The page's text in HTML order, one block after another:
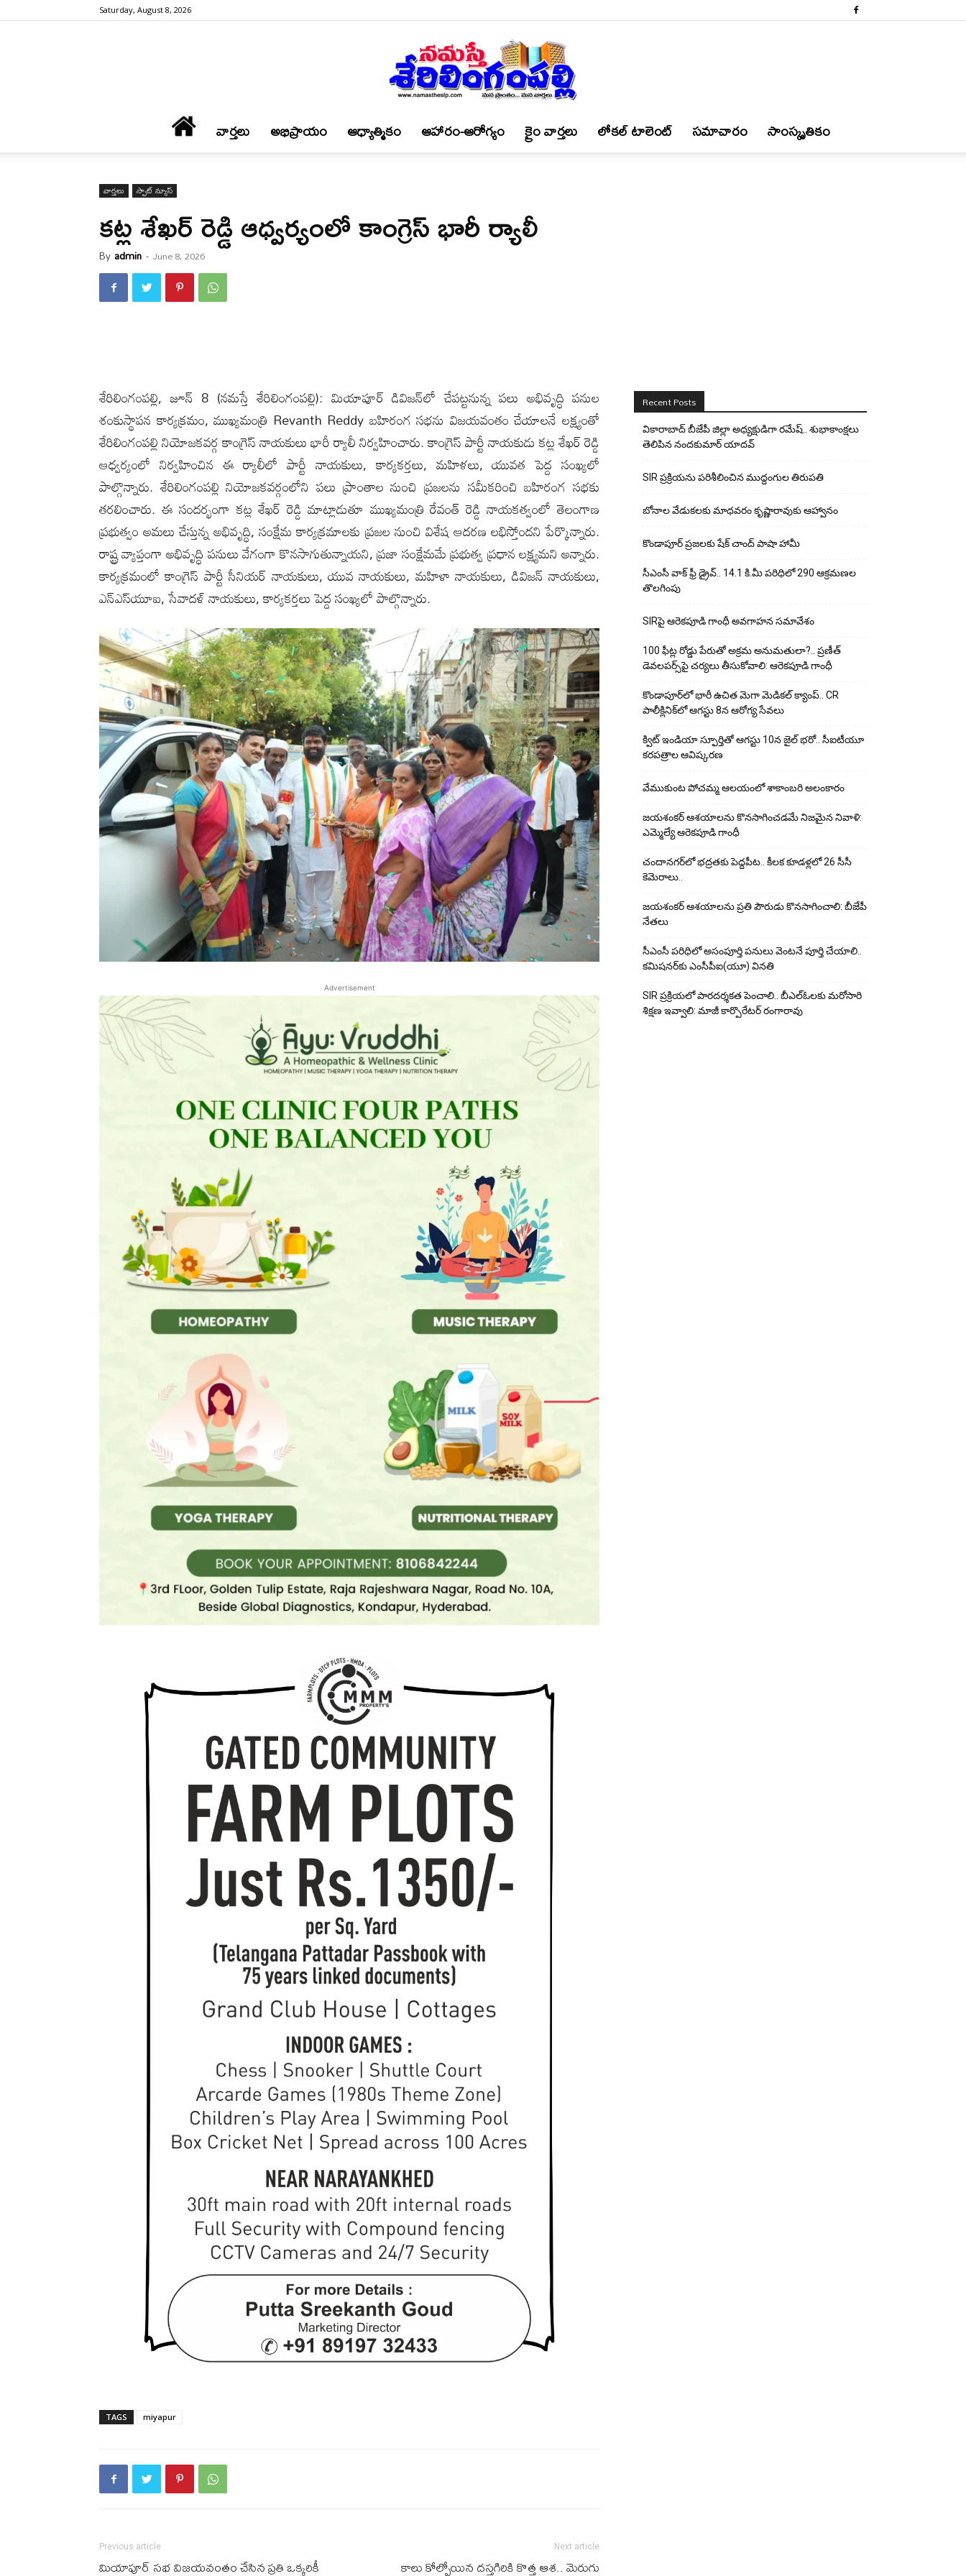
Saturday, August 8, 2026
శేరిలింగంపల్లి
వార్త‌లు అభిప్రాయం ఆధ్యాత్మికం ఆహారం-ఆరోగ్యం క్రైం వార్త‌లు లోకల్ టాలెంట్ స‌మాచారం సాంస్కృతికం
వార్త‌లు స్పాట్ న్యూస్
కట్ల శేఖర్ రెడ్డి ఆధ్వర్యంలో కాంగ్రెస్ భారీ ర్యాలీ
By admin - June 8, 2026
శేరిలింగంప‌ల్లి, జూన్ 8 (న‌మ‌స్తే శేరిలింగంప‌ల్లి): మియాపూర్ డివిజన్‌లో చేపట్టనున్న పలు అభివృద్ధి పనుల
శంకుస్థాపన కార్యక్రమం, ముఖ్యమంత్రి Revanth Reddy బహిరంగ సభను విజయవంతం చేయాలనే లక్ష్యంతో
శేరిలింగంపల్లి నియోజకవర్గ కాంగ్రెస్ నాయకులు భారీ ర్యాలీ నిర్వహించారు. కాంగ్రెస్ పార్టీ నాయకుడు కట్ల శేఖర్ రెడ్డి
ఆధ్వర్యంలో నిర్వహించిన ఈ ర్యాలీలో పార్టీ నాయకులు, కార్యకర్తలు, మహిళలు, యువత పెద్ద సంఖ్యలో
పాల్గొన్నారు. శేరిలింగంపల్లి నియోజకవర్గంలోని పలు ప్రాంతాల నుంచి ప్రజలను సమీకరించి బహిరంగ సభకు
తరలించారు. ఈ సందర్భంగా కట్ల శేఖర్ రెడ్డి మాట్లాడుతూ ముఖ్యమంత్రి రేవంత్ రెడ్డి నాయకత్వంలో తెలంగాణ
ప్రభుత్వం అమలు చేస్తున్న అభివృద్ధి, సంక్షేమ కార్యక్రమాలకు ప్రజల నుంచి విశేష ఆదరణ లభిస్తోందని పేర్కొన్నారు.
రాష్ట్ర వ్యాప్తంగా అభివృద్ధి పనులు వేగంగా కొనసాగుతున్నాయని, ప్రజా సంక్షేమమే ప్రభుత్వ ప్రధాన లక్ష్యమని అన్నారు.
కార్యక్రమంలో కాంగ్రెస్ పార్టీ సీనియర్ నాయకులు, యువ నాయకులు, మహిళా నాయకులు, డివిజన్ నాయకులు,
ఎన్‌ఎస్‌యూఐ, సేవాదళ్ నాయకులు, కార్యకర్తలు పెద్ద సంఖ్యలో పాల్గొన్నారు.
Advertisement
TAGS miyapur
Previous article
మియాపూర్ సభ విజయవంతం చేసిన ప్రతి ఒక్కరికీ
Next article
కాలు కోల్పోయిన దస్తగిరికి కొత్త ఆశ.. మెరుగు
Recent Posts
వికారాబాద్ బీజేపీ జిల్లా అధ్యక్షుడిగా రమేష్‌.. శుభాకాంక్షలు
తెలిపిన నందకుమార్ యాదవ్
SIR ప్రక్రియను పరిశీలించిన ముద్దంగుల తిరుపతి
బోనాల వేడుకలకు మాధవరం కృష్ణారావుకు ఆహ్వానం
కొండాపూర్ ప్రజలకు షేక్ చాంద్ పాషా హామీ
సీఎంసీ వాక్ ఫ్రీ డ్రైవ్.. 14.1 కి.మీ పరిధిలో 290 ఆక్రమణల
తొలగింపు
SIRపై ఆరెకపూడి గాంధీ అవగాహన సమావేశం
100 ఫీట్ల రోడ్డు పేరుతో అక్రమ అనుమతులా?.. ప్రణీత్
డెవలపర్స్‌పై చర్యలు తీసుకోవాలి: ఆరెకపూడి గాంధీ
కొండాపూర్‌లో భారీ ఉచిత మెగా మెడికల్ క్యాంప్.. CR
పాలీక్లినిక్‌లో ఆగస్టు 8న ఆరోగ్య సేవలు
క్విట్ ఇండియా స్ఫూర్తితో ఆగస్టు 10న జైల్ భరో.. సీఐటీయూ
కరపత్రాల ఆవిష్కరణ
వేముకుంట పోచమ్మ ఆలయంలో శాకాంబరి అలంకారం
జయశంకర్ ఆశయాలను కొనసాగించడమే నిజమైన నివాళి:
ఎమ్మెల్యే ఆరెక‌పూడి గాంధీ
చందానగర్‌లో భద్రతకు పెద్దపీట.. కీలక కూడళ్లలో 26 సీసీ
కెమెరాలు..
జయశంకర్ ఆశయాలను ప్రతి పౌరుడు కొనసాగించాలి: బీజేపీ
నేతలు
సీఎంసీ పరిధిలో అసంపూర్తి పనులు వెంటనే పూర్తి చేయాలి..
కమిషనర్‌కు ఎంసీపీఐ(యూ) వినతి
SIR ప్రక్రియలో పారదర్శకత పెంచాలి.. బీఎల్ఓలకు మరోసారి
శిక్షణ ఇవ్వాలి: మాజీ కార్పొరేటర్ రంగారావు